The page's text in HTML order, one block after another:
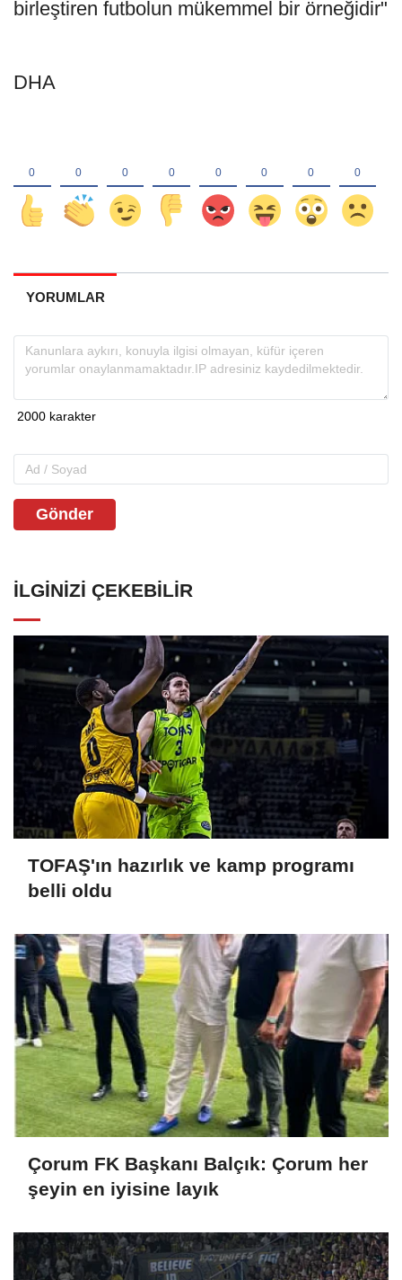
birleştiren futbolun mükemmel bir örneğidir"
DHA
YORUMLAR
Gönder
İLGINIZI ÇEKEBILIR
TOFAŞ'ın hazırlık ve kamp programı
belli oldu
Çorum FK Başkanı Balçık: Çorum her
şeyin en iyisine layık